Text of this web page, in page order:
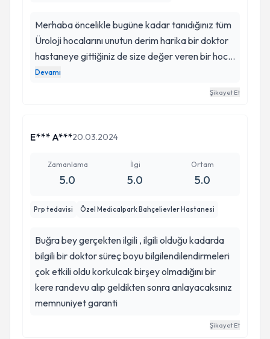
Merhaba öncelikle bugüne kadar tanıdığınız tüm
Üroloji hocalarını unutun derim harika bir doktor
hastaneye gittiğiniz de size değer veren bir hoca
başka bir hastane böbreğime zarar.verdi
kendisinin hastanesine gittim durumumu görüp ilk
diyen çok nezih süper bir doktor ameliyat başarılı
sayesinde teşekkür ederim herkese tüm Üroloji
problemleri için kendisine başvuru yapın derim
Devamı
Şikayet Et
E*** A***20.03.2024
Zamanlama
5.0
İlgi
5.0
Ortam
5.0
Prp tedavisi Özel Medicalpark Bahçelievler Hastanesi
Buğra bey gerçekten ilgili , ilgili olduğu kadarda
bilgili bir doktor süreç boyu bilgilendilendirmeleri
çok etkili oldu korkulcak birşey olmadığını bir
kere randevu alıp geldikten sonra anlayacaksınız
memnuniyet garanti
Şikayet Et